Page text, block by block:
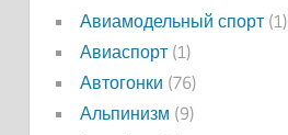
Авиамодельный спорт(1)
Авиаспорт(1)
Автогонки (76)
Альпинизм (9)